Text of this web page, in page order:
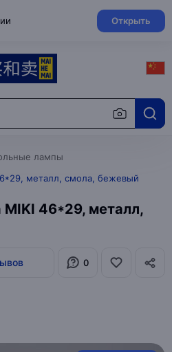
Открыть
лампы
металл, смола, бежевый
46*29, металл,
0